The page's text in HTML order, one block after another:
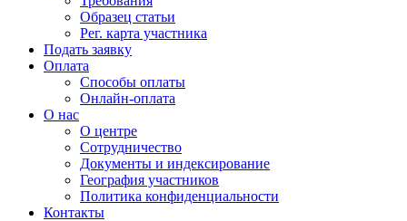
Образец статьи
Рег. карта участника
Подать заявку
Оплата
Способы оплаты
Онлайн-оплата
О нас
О центре
Сотрудничество
Документы и индексирование
География участников
Политика конфиденциальности
Контакты